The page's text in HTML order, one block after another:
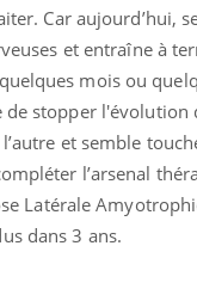
Car aujourd’hui,
et entraîne à
mois ou
stopper l'évolution
et semble
l’arsenal
Latérale
dans 3 ans.